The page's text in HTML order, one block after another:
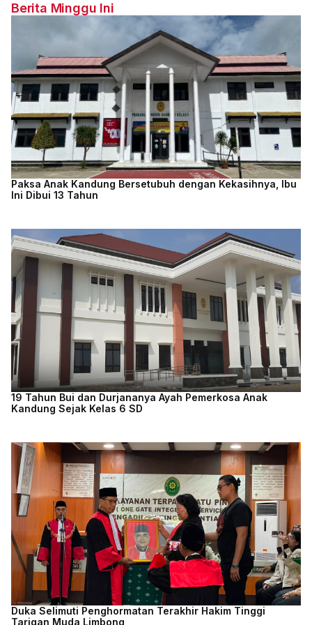
Berita Minggu Ini
Paksa Anak Kandung Bersetubuh dengan Kekasihnya, Ibu
Ini Dibui 13 Tahun
19 Tahun Bui dan Durjananya Ayah Pemerkosa Anak
Kandung Sejak Kelas 6 SD
Duka Selimuti Penghormatan Terakhir Hakim Tinggi
Tarigan Muda Limbong